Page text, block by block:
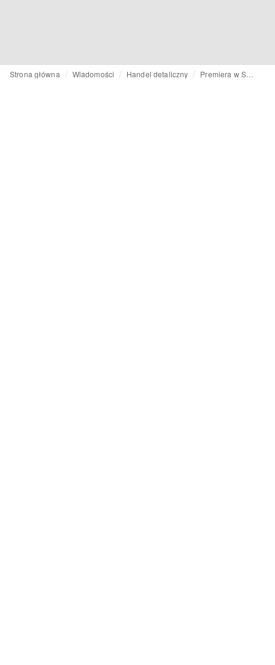
Strona główna Wiadomości Handel detaliczny Premiera w Seulu: Arket otwiera pierwszy pop-up store w Korei Południowej